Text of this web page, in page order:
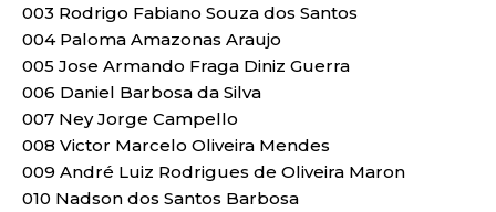
003 Rodrigo Fabiano Souza dos Santos
004 Paloma Amazonas Araujo
005 Jose Armando Fraga Diniz Guerra
006 Daniel Barbosa da Silva
007 Ney Jorge Campello
008 Victor Marcelo Oliveira Mendes
009 André Luiz Rodrigues de Oliveira Maron
010 Nadson dos Santos Barbosa